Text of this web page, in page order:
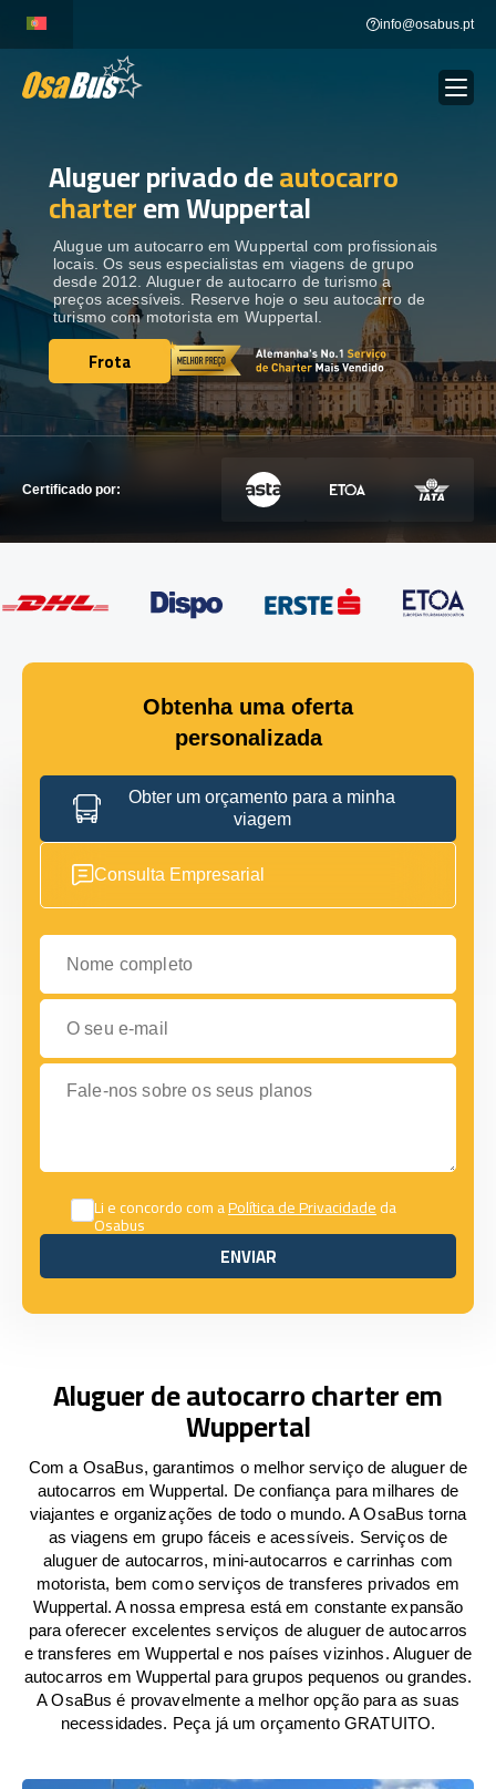
content
info@osabus.pt
ALUGUER DE AUTOCARROS
DESTINOS
FROTA
ENTRE EM CONTACTO
ENTRE EM CONTACTO
Aluguer privado deautocarro
charterem Wuppertal
Alugue um autocarro em Wuppertal com profissionais
locais. Os seus especialistas em viagens de grupo
desde 2012. Aluguer de autocarro de turismo a
preços acessíveis. Reserve hoje o seu autocarro de
turismo com motorista em Wuppertal.
Frota
Frota
Certificado por:
Obtenha uma oferta
personalizada
Obter um orçamento para a minha
viagem
Consulta Empresarial
Nome completo
O seu e-mail
Fale-nos sobre os seus planos
Li e concordo com aPolítica de Privacidadeda
Osabus
ENVIAR
ENVIAR
Aluguer de autocarro charter em
Wuppertal
Com a OsaBus, garantimos o melhor serviço de aluguer de
autocarros em Wuppertal. De confiança para milhares de
viajantes e organizações de todo o mundo. A OsaBus torna
as viagens em grupo fáceis e acessíveis. Serviços de
aluguer de autocarros, mini-autocarros e carrinhas com
motorista, bem como serviços de transferes privados em
Wuppertal. A nossa empresa está em constante expansão
para oferecer excelentes serviços de aluguer de autocarros
e transferes em Wuppertal e nos países vizinhos. Aluguer de
autocarros em Wuppertal para grupos pequenos ou grandes.
A OsaBus é provavelmente a melhor opção para as suas
necessidades. Peça já um orçamento GRATUITO.